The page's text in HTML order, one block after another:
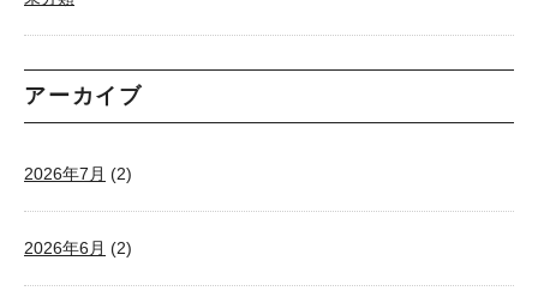
アーカイブ
2026年7月 (2)
2026年6月 (2)